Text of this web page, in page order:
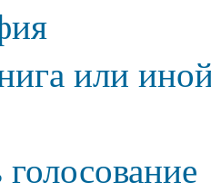
или
голосование